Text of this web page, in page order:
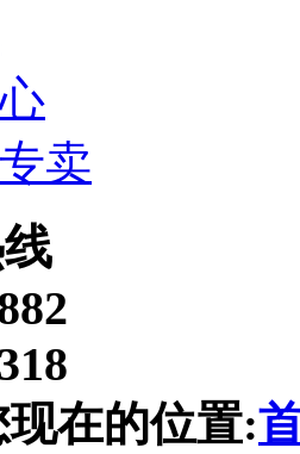
卖
现在的位置: